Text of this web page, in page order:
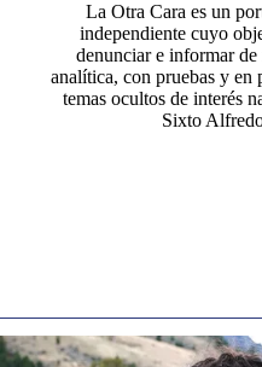
La Otra Cara es un
independiente cuyo
denunciar e informar de
analítica, con pruebas y en
temas ocultos de interés
Sixto